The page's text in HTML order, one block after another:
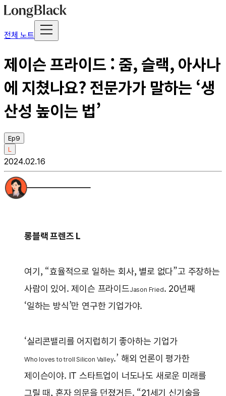
전체 노트
제이슨 프라이드 : 줌, 슬랙, 아사나
에 지쳤나요? 전문가가 말하는 ‘생
산성 높이는 법’
Ep9
L
2024.02.16
롱블랙 프렌즈 L
여기, “효율적으로 일하는 회사, 별로 없다”고 주장하는
사람이 있어. 제이슨 프라이드Jason Fried. 20년째
‘일하는 방식’만 연구한 기업가야.
‘실리콘밸리를 어지럽히기 좋아하는 기업가
Who loves to troll Silicon Valley.’ 해외 언론이 평가한
제이슨이야. IT 스타트업이 너도나도 새로운 미래를
그릴 때, 혼자 의문을 던졌거든. “21세기 신기술을